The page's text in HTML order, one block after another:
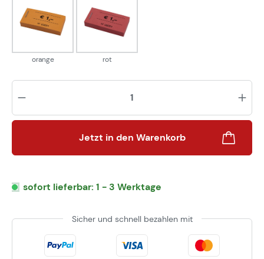
orange
orange
rot
rot
Jetzt in den Warenkorb
sofort lieferbar: 1 - 3 Werktage
Sicher und schnell bezahlen mit